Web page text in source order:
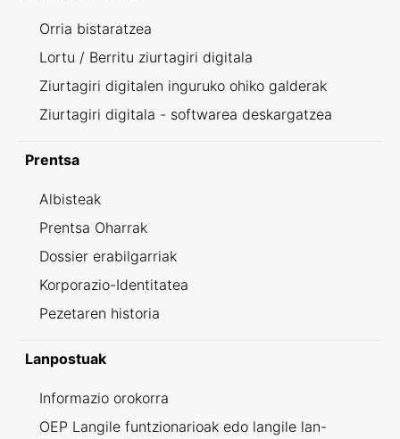
Orria bistaratzea
Lortu / Berritu ziurtagiri digitala
Ziurtagiri digitalen inguruko ohiko galderak
Ziurtagiri digitala - softwarea deskargatzea
Prentsa
Albisteak
Prentsa Oharrak
Dossier erabilgarriak
Korporazio-Identitatea
Pezetaren historia
Lanpostuak
Informazio orokorra
OEP Langile funtzionarioak edo langile lan-